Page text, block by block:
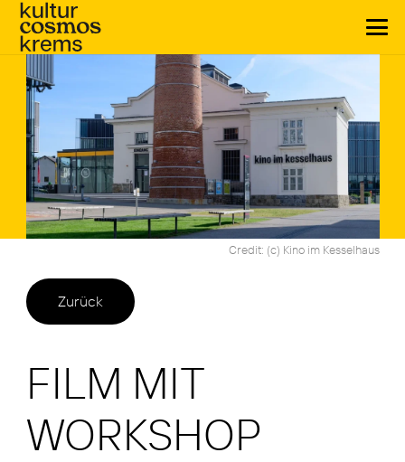
Credit: (c) Kino im Kesselhaus
Zurück
FILM MIT
WORKSHOP